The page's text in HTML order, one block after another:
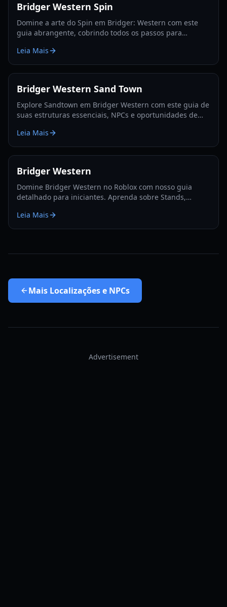
Bridger Western Spin
Domine a arte do Spin em Bridger: Western com este
guia abrangente, cobrindo todos os passos para
Leia Mais
Bridger Western Sand Town
Explore Sandtown em Bridger Western com este guia de
suas estruturas essenciais, NPCs e oportunidades de
Leia Mais
Bridger Western
Domine Bridger Western no Roblox com nosso guia
detalhado para iniciantes. Aprenda sobre Stands,
progressão para 2026.
Leia Mais
Mais Localizações e NPCs
Advertisement